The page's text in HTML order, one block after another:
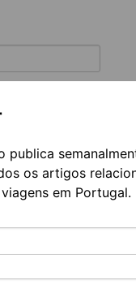
publica
os artigos
em Portugal.